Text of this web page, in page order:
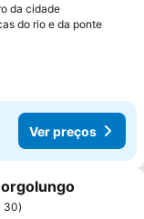
da cidade
do rio e da ponte
Ver preços
favoritos
30